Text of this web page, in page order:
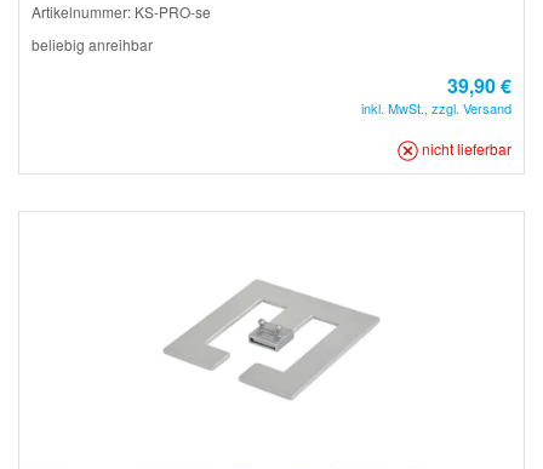
Artikelnummer: KS-PRO-se
beliebig anreihbar
39,90 €
inkl. MwSt., zzgl. Versand
nicht lieferbar